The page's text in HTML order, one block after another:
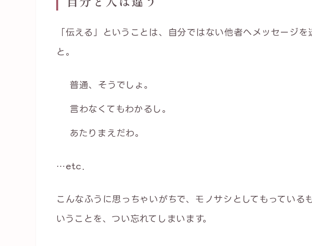
「伝える」ということは、自分ではない他者へメッセージ
と。
普通、そうでしょ。
言わなくてもわかるし。
あたりまえだわ。
…etc．
こんなふうに思っちゃいがちで、モノサシとしてもっている
いうことを、つい忘れてしまいます。